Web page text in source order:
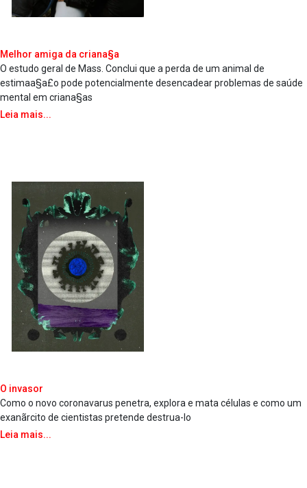
Melhor amiga da criana§a
O estudo geral de Mass. Conclui que a perda de um animal de
estimaa§a£o pode potencialmente desencadear problemas de saúde
mental em criana§as
Leia mais...
O invasor
Como o novo coronava­rus penetra, explora e mata células e como um
exanãrcito de cientistas pretende destrua­-lo
Leia mais...